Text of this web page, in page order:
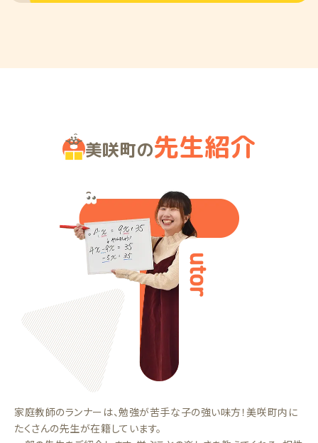
美咲町の先生紹介
家庭教師のランナーは、勉強が苦手な子の強い味方！美咲町内に
たくさんの先生が在籍しています。